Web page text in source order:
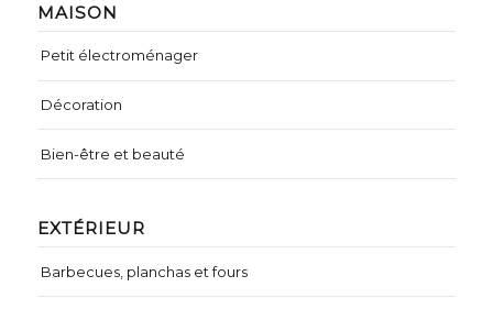
MAISON
Petit électroménager
Décoration
Bien-être et beauté
EXTÉRIEUR
Barbecues, planchas et fours